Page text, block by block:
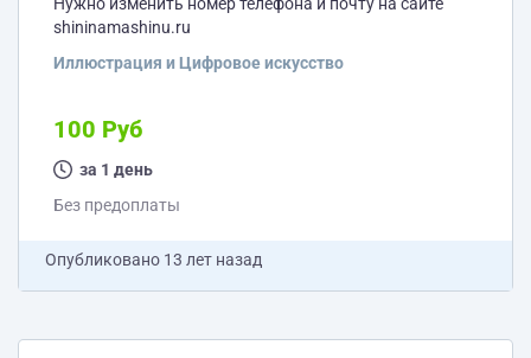
shininamashinu.ru
Иллюстрация и Цифровое искусство
100 Руб
за 1 день
Без предоплаты
Опубликовано 13 лет назад